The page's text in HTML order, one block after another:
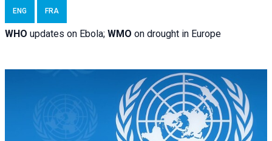
ENG FRA
WHO updates on Ebola; WMO on drought in Europe